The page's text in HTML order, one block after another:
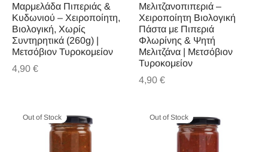
Μαρμελάδα Πιπεριάς &
Κυδωνιού – Χειροποίητη,
Βιολογική, Χωρίς
Συντηρητικά (260g) |
Μετσόβιον Τυροκομείον
4,90 €
Μελιτζανοπιπεριά –
Χειροποίητη Βιολογική
Πάστα με Πιπεριά
Φλωρίνης & Ψητή
Μελιτζάνα | Μετσόβιον
Τυροκομείον
4,90 €
Out of Stock Out of Stock
ΤΟΥ ΚΟΥΤΑΛΙΟΥ
ΠΙΠΕΡΙΑΣ